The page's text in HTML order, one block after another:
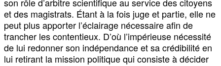
et des magistrats. Étant à la fois juge et partie, elle ne
peut plus apporter l’éclairage nécessaire afin de
trancher les contentieux. D’où l’impérieuse nécessité
de lui redonner son indépendance et sa crédibilité en
lui retirant la mission politique qui consiste à décider